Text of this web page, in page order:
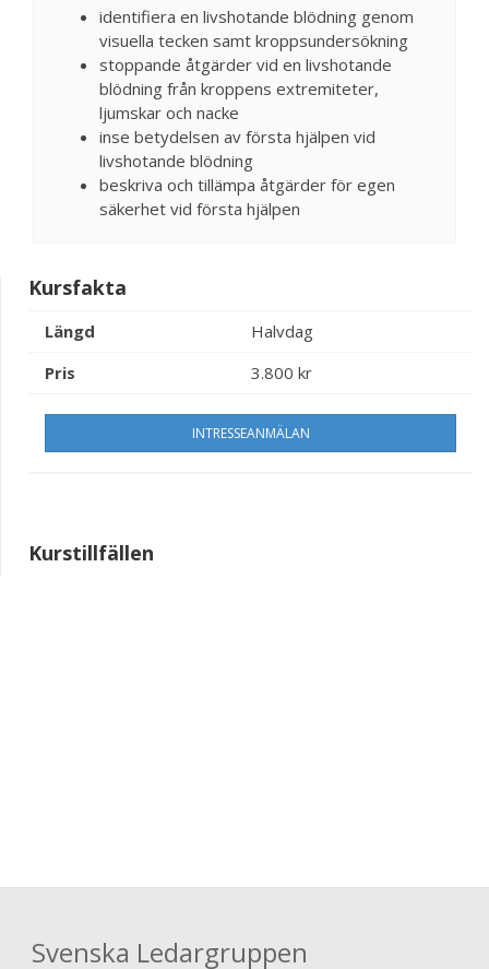
identifiera en livshotande blödning genom
visuella tecken samt kroppsundersökning
stoppande åtgärder vid en livshotande
blödning från kroppens extremiteter,
ljumskar och nacke
inse betydelsen av första hjälpen vid
livshotande blödning
beskriva och tillämpa åtgärder för egen
säkerhet vid första hjälpen
Kursfakta
Längd
Halvdag
Pris
3.800 kr
INTRESSEANMÄLAN
Kurstillfällen
Svenska Ledargruppen